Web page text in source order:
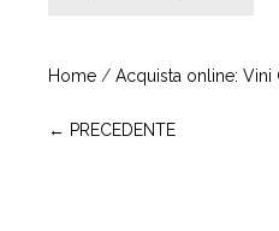
Home / Acquista online: Vini
← PRECEDENTE